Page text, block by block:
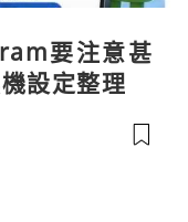
要注意甚
設定整理